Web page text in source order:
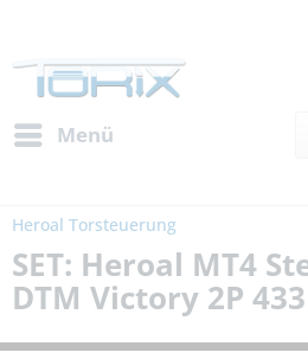
Menü
Heroal Torsteuerung
SET: Heroal MT4
DTM Victory 2P